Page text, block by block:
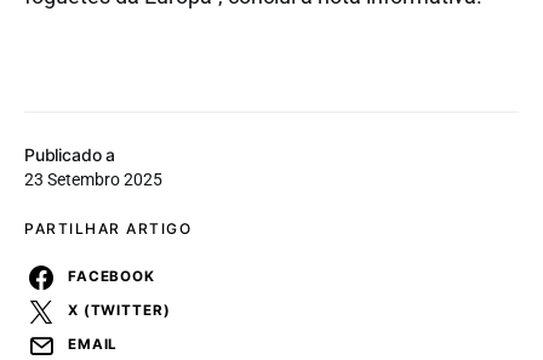
Publicado a
23 Setembro 2025
PARTILHAR ARTIGO
FACEBOOK
X (TWITTER)
EMAIL